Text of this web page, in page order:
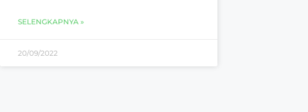
SELENGKAPNYA »
20/09/2022